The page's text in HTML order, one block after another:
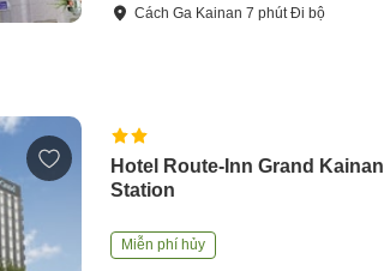
CáchGa Kainan 7 phútĐi bộ
Hotel Route-Inn Grand Kainan
Station
Miễn phí hủy